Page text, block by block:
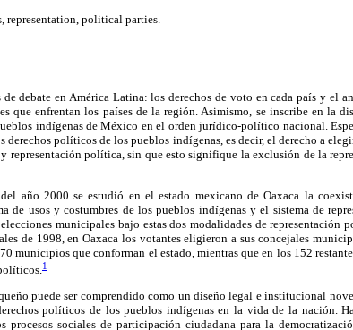
representation, political parties.
debate en América Latina: los derechos de voto en cada país y el
que enfrentan los países de la región. Asimismo, se inscribe en la
indígenas de México en el orden jurídico-político nacional.
derechos políticos de los pueblos indígenas, es decir, el derecho a
representación política, sin que esto signifique la exclusión de la
año 2000 se estudió en el estado mexicano de Oaxaca la
de usos y costumbres de los pueblos indígenas y el sistema de
municipales bajo estas dos modalidades de representación
de 1998, en Oaxaca los votantes eligieron a sus concejales
municipios que conforman el estado, mientras que en los 152
1
puede ser comprendido como un diseño legal e institucional
políticos de los pueblos indígenas en la vida de la nación.
procesos sociales de participación ciudadana para la